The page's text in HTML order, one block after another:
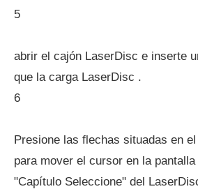
5
abrir el cajón LaserDisc e inserte
que la carga LaserDisc .
6
Presione las flechas situadas en
para mover el cursor en la
"Capítulo Seleccione" del